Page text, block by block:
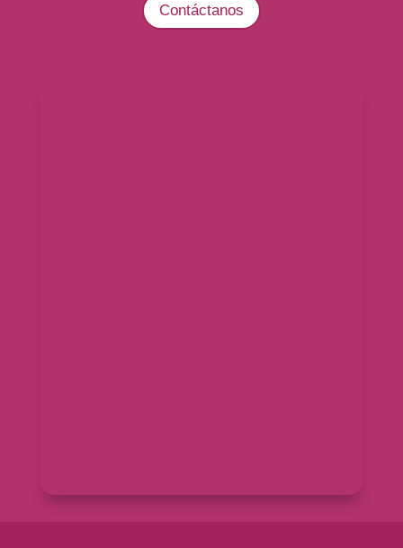
Contáctanos